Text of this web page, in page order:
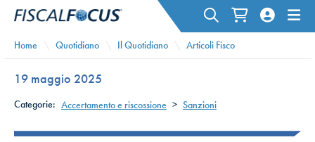
Home Quotidiano Il Quotidiano Articoli Fisco
19 maggio 2025
Categorie: Accertamento e riscossione > Sanzioni